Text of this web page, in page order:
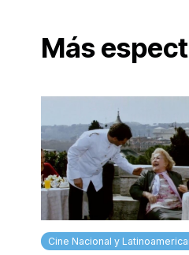
Más
Cine Nacional y